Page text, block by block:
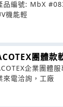
品編號: MbX
機能輕
團體款
企業團體
來電洽詢，工廠